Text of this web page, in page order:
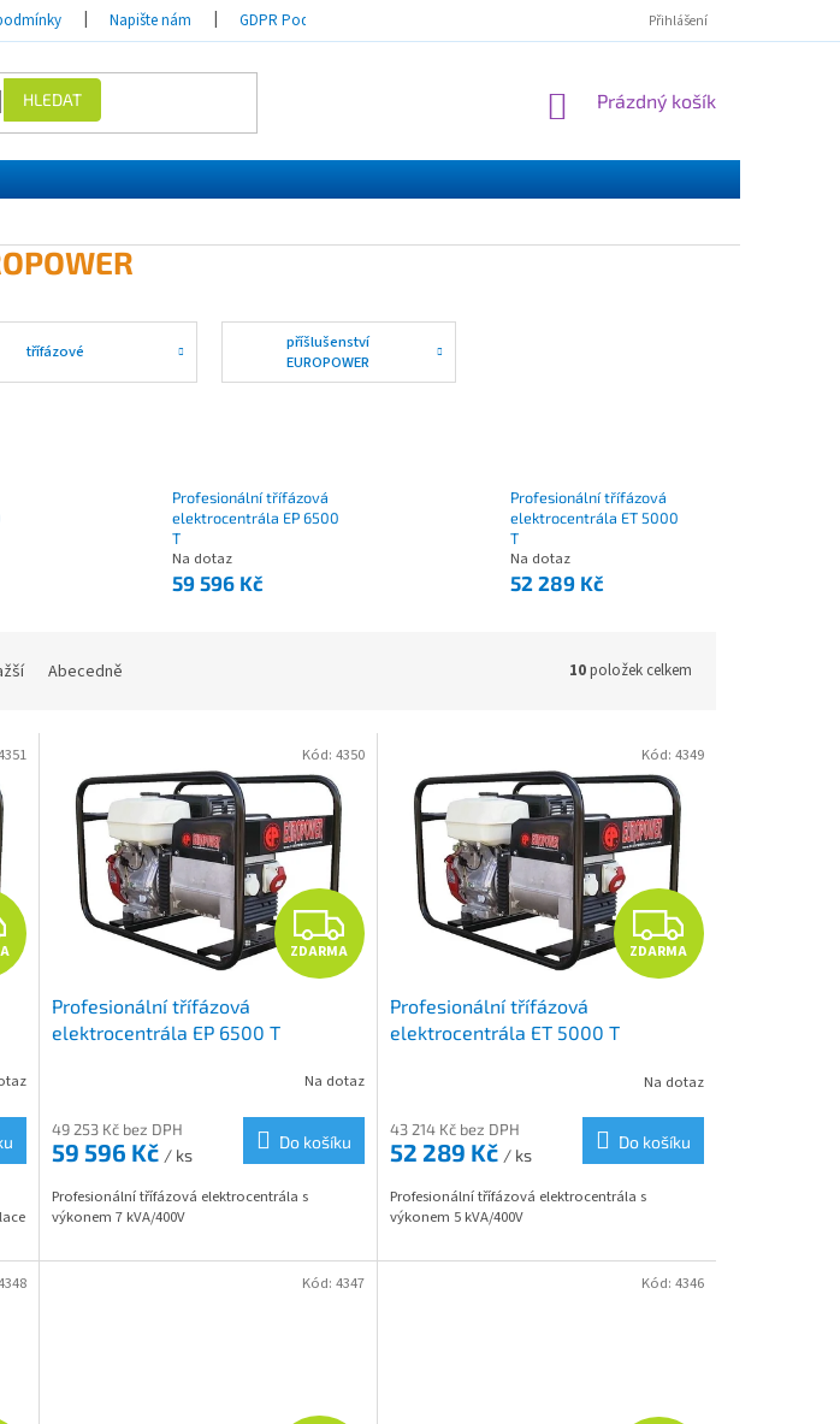
Napište nám GDPR Podmínky ochrany osobních údajů ESSOX - nákup na splátky
Přihlášení
HLEDAT
NÁKUPNÍ
Prázdný košík
třífázové
příšlušenství
EUROPOWER
Profesionální třífázová
elektrocentrála EP 6500
T
Na dotaz
59 596 Kč
Profesionální třífázová
elektrocentrála ET 5000
T
Na dotaz
52 289 Kč
Abecedně 10položek celkem
Z
D
R
M
A
Z
D
R
M
A
ZDARMA
Profesionální třífázová
elektrocentrála EP 6500 T
Na dotaz
49 253 Kč bez DPH
59 596 Kč / ks
Do košíku
Profesionální třífázová elektrocentrála s
výkonem 7 kVA/400V
Kód: 4350
Z
D
R
M
A
ZDARMA
Profesionální třífázová
elektrocentrála ET 5000 T
Na dotaz
43 214 Kč bez DPH
52 289 Kč / ks
Do košíku
Profesionální třífázová elektrocentrála s
výkonem 5 kVA/400V
Kód: 4349
Kód: 4347 Kód: 4346